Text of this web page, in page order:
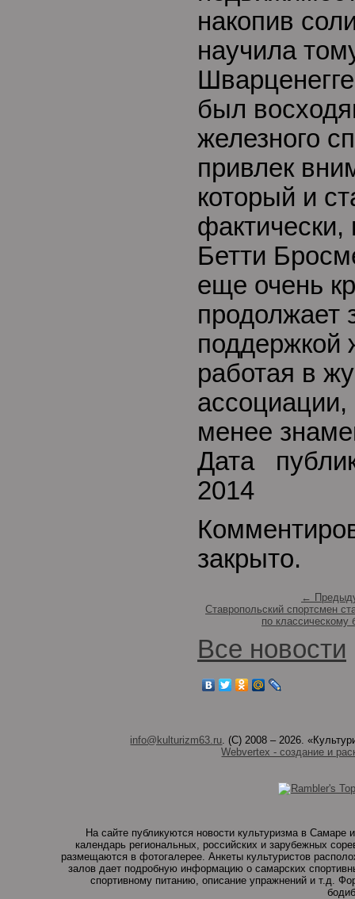
накопив
научила
был
железного
привлек
который и
Бетти
еще очень
продолжает
поддержкой
работая в
менее
Дата
2014
закрыто.
←
Ставропольский спортсмен
по классическому
Все новости
info@kulturizm63.ru. (C) 2008 – 2026.
Webvertex - создание и
На сайте публикуются новости культуризма в
календарь региональных, российских и зарубежных
размещаются в фотогалерее. Анкеты культуристов
залов дает подробную информацию о самарских
спортивному питанию, описание упражнений и т.д.